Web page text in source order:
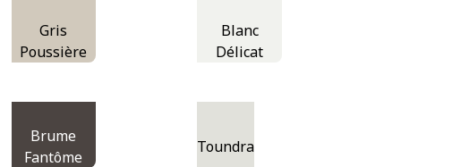
Gris
Poussière
Blanc
Délicat
Brume
Fantôme
Toundra